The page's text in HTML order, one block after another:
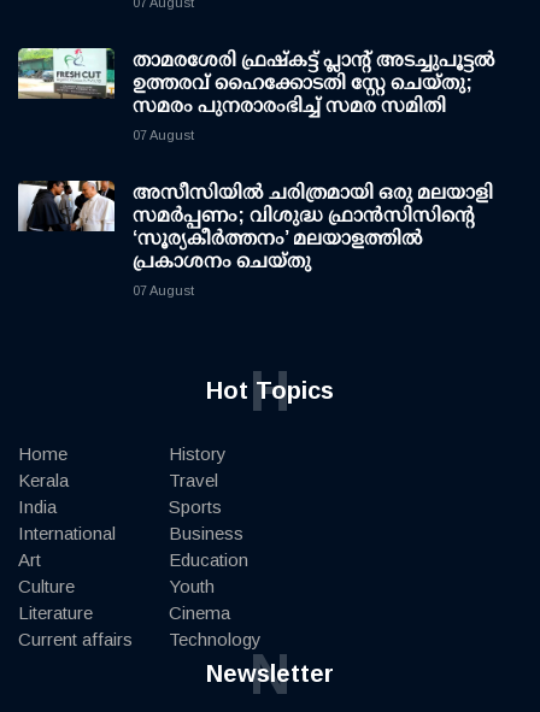
താമരശേരി ഫ്രഷ്കട്ട് പ്ലാന്റ് അടച്ചുപൂട്ടൽ
ഉത്തരവ് ഹൈക്കോടതി സ്റ്റേ ചെയ്തു;
സമരം പുനരാരംഭിച്ച് സമര സമിതി
07 August
അസീസിയിൽ ചരിത്രമായി ഒരു മലയാളി
സമർപ്പണം; വിശുദ്ധ ഫ്രാൻസിസിന്റെ
‘സൂര്യകീർത്തനം’ മലയാളത്തിൽ
പ്രകാശനം ചെയ്തു
07 August
Hot Topics
H
Home
Kerala
India
International
Art
Culture
Literature
Current affairs
History
Travel
Sports
Business
Education
Youth
Cinema
Technology
Newsletter
N